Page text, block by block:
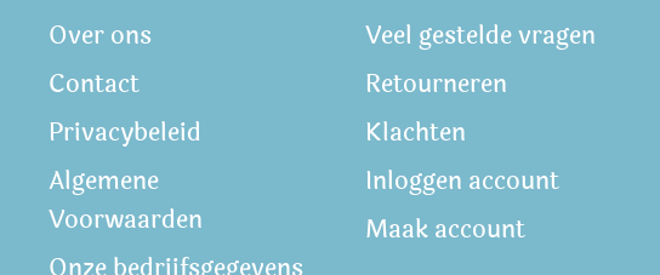
Over ons
Contact
Privacybeleid
Algemene
Voorwaarden
Veel gestelde vragen
Retourneren
Klachten
Inloggen account
Maak account